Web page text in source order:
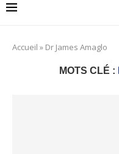
Accueil » Dr James Amaglo
MOTS CLÉ :